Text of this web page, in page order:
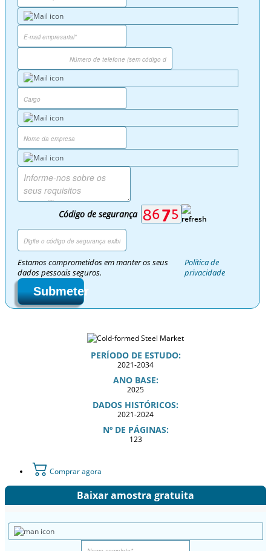
Código de segurança
Estamos comprometidos em manter os seus
dados pessoais seguros.
Política de
privacidade
Submeter
PERÍODO DE ESTUDO:
2021-2034
ANO BASE:
2025
DADOS HISTÓRICOS:
2021-2024
Nº DE PÁGINAS:
123
Comprar agora
Baixar amostra gratuita